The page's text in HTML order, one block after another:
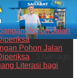
Pohon Jalan